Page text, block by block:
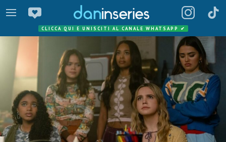
CLICCA QUI E UNISCITI AL CANALE WHATSAPP ✔